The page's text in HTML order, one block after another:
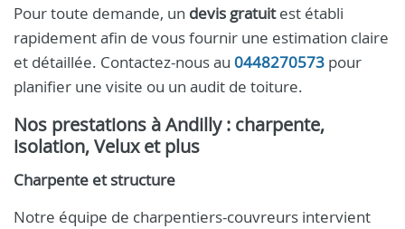
Pour toute demande, un devis gratuitest établi
rapidement afin de vous fournir une estimation claire
et détaillée. Contactez-nous au 0448270573 pour
planifier une visite ou un audit de toiture.
Nos prestations à Andilly : charpente,
isolation, Velux et plus
Charpente et structure
Notre équipe de charpentiers-couvreurs intervient